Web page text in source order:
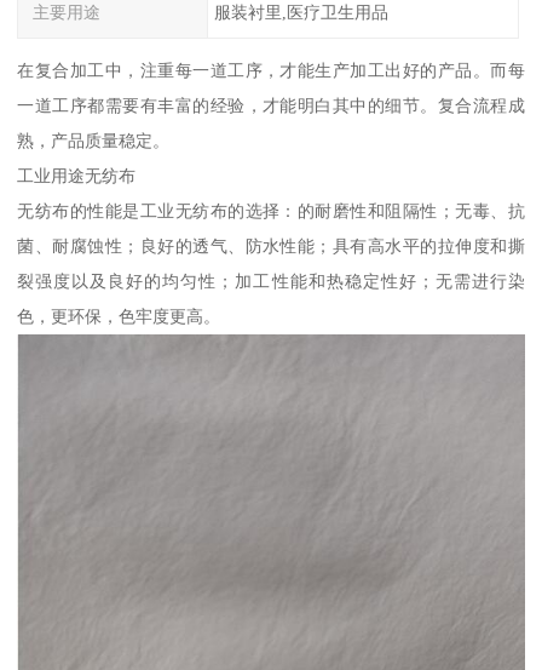
主要用途 服装衬里,医疗卫生用品
在复合加工中，注重每一道工序，才能生产加工出好的产品。而每
一道工序都需要有丰富的经验，才能明白其中的细节。复合流程成
熟，产品质量稳定。
工业用途无纺布
无纺布的性能是工业无纺布的选择：的耐磨性和阻隔性；无毒、抗
菌、耐腐蚀性；良好的透气、防水性能；具有高水平的拉伸度和撕
裂强度以及良好的均匀性；加工性能和热稳定性好；无需进行染
色，更环保，色牢度更高。